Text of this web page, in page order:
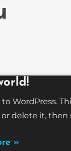
WordPress.
or delete it,
»